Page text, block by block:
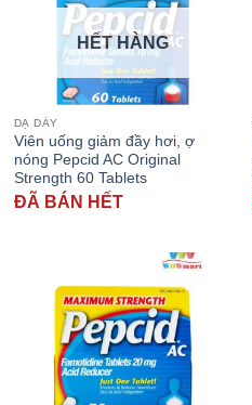
HẾT HÀNG
DẠ DÀY
Viên uống giảm đầy hơi, ợ
nóng Pepcid AC Original
Strength 60 Tablets
ĐÃ BÁN HẾT